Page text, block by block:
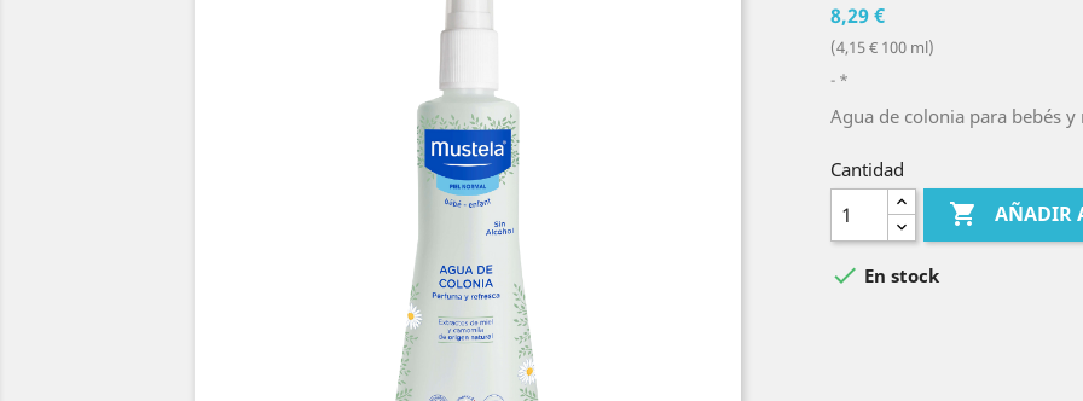
8,29 €
(4,15 € 100 ml)
*
Agua de colonia para bebés
Cantidad
 AÑADIR
 En stock